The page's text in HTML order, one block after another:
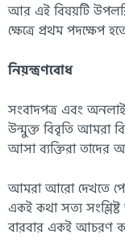
আর এই বিষয়টি
ক্ষেত্রে প্রথম পদক্ষেপ
নিয়ন্ত্রণবোধ
সংবাদপত্র এবং
উন্মুক্ত বিবৃতি আমরা
আসা ব্যক্তিরা তাদের
আমরা আরো দেখতে
একই কথা সত্য সংশ্লিষ্ট
বারবার একই আচরণ